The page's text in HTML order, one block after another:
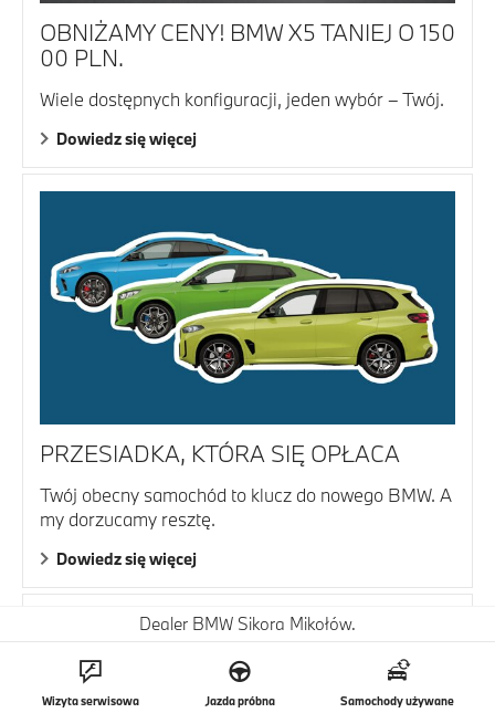
OBNIŻAMY CENY! BMW X5 TANIEJ O 150
00 PLN.
Wiele dostępnych konfiguracji, jeden wybór – Twój.
Dowiedz się więcej
PRZESIADKA, KTÓRA SIĘ OPŁACA
Twój obecny samochód to klucz do nowego BMW. A
my dorzucamy resztę.
Dowiedz się więcej
Dealer BMW Sikora Mikołów.
Wizyta serwisowa Jazda próbna Samochody używane